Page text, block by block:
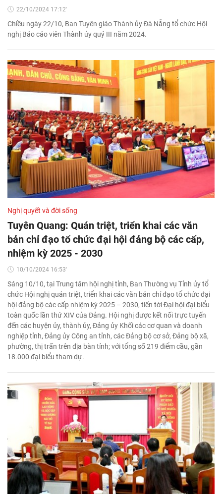
22/10/2024 17:12'
Chiều ngày 22/10, Ban Tuyên giáo Thành ủy Đà Nẵng tổ chức Hội
nghị Báo cáo viên Thành ủy quý III năm 2024.
Nghị quyết và đời sống
Tuyên Quang: Quán triệt, triển khai các văn
bản chỉ đạo tổ chức đại hội đảng bộ các cấp,
nhiệm kỳ 2025 - 2030
10/10/2024 16:53'
Sáng 10/10, tại Trung tâm hội nghị tỉnh, Ban Thường vụ Tỉnh ủy tổ
chức Hội nghị quán triệt, triển khai các văn bản chỉ đạo tổ chức đại
hội đảng bộ các cấp nhiệm kỳ 2025 – 2030, tiến tới Đại hội đại biểu
toàn quốc lần thứ XIV của Đảng. Hội nghị được kết nối trực tuyến
đến các huyện ủy, thành ủy, Đảng ủy Khối các cơ quan và doanh
nghiệp tỉnh, Đảng ủy Công an tỉnh, các Đảng bộ cơ sở, Đảng bộ xã,
phường, thị trấn trên địa bàn tỉnh; với tổng số 219 điểm cầu, gần
18.000 đại biểu tham dự.